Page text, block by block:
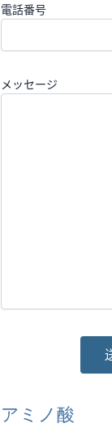
電話番号
メッセージ
そ
アミノ酸